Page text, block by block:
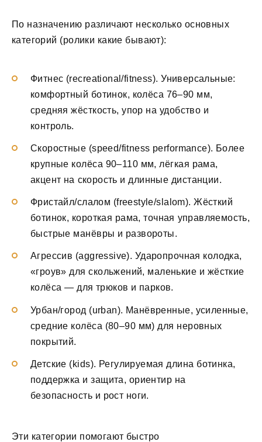
По назначению различают несколько основных
категорий (ролики какие бывают):
Фитнес (recreational/fitness). Универсальные:
комфортный ботинок, колёса 76–90 мм,
средняя жёсткость, упор на удобство и
контроль.
Скоростные (speed/fitness performance). Более
крупные колёса 90–110 мм, лёгкая рама,
акцент на скорость и длинные дистанции.
Фристайл/слалом (freestyle/slalom). Жёсткий
ботинок, короткая рама, точная управляемость,
быстрые манёвры и развороты.
Агрессив (aggressive). Ударопрочная колодка,
«гроув» для скольжений, маленькие и жёсткие
колёса — для трюков и парков.
Урбан/город (urban). Манёвренные, усиленные,
средние колёса (80–90 мм) для неровных
покрытий.
Детские (kids). Регулируемая длина ботинка,
поддержка и защита, ориентир на
безопасность и рост ноги.
Эти категории помогают быстро